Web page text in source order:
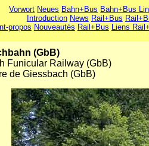
Vorwort Neues Bahn+Bus Bahn+Bus
Introduction News Rail+Bus
propos Nouveautés Rail+Bus Liens
(GbB)
Funicular Railway (GbB)
de Giessbach (GbB)